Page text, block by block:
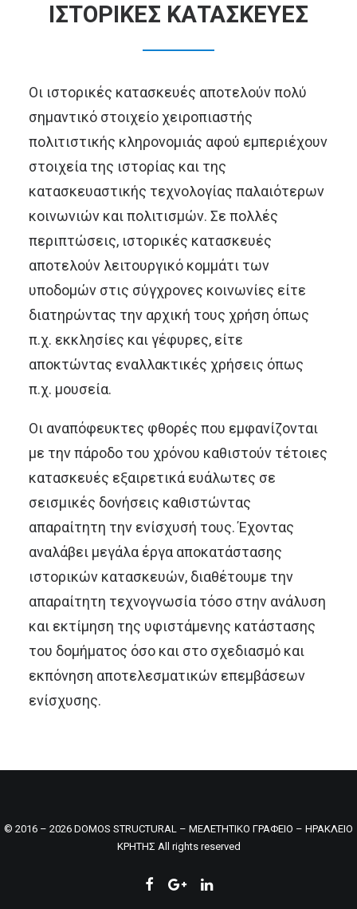
ΙΣΤΟΡΙΚΕΣ ΚΑΤΑΣΚΕΥΕΣ
Οι ιστορικές κατασκευές αποτελούν πολύ
σημαντικό στοιχείο χειροπιαστής
πολιτιστικής κληρονομιάς αφού εμπεριέχουν
στοιχεία της ιστορίας και της
κατασκευαστικής τεχνολογίας παλαιότερων
κοινωνιών και πολιτισμών. Σε πολλές
περιπτώσεις, ιστορικές κατασκευές
αποτελούν λειτουργικό κομμάτι των
υποδομών στις σύγχρονες κοινωνίες είτε
διατηρώντας την αρχική τους χρήση όπως
π.χ. εκκλησίες και γέφυρες, είτε
αποκτώντας εναλλακτικές χρήσεις όπως
π.χ. μουσεία.
Οι αναπόφευκτες φθορές που εμφανίζονται
με την πάροδο του χρόνου καθιστούν τέτοιες
κατασκευές εξαιρετικά ευάλωτες σε
σεισμικές δονήσεις καθιστώντας
απαραίτητη την ενίσχυσή τους. Έχοντας
αναλάβει μεγάλα έργα αποκατάστασης
ιστορικών κατασκευών, διαθέτουμε την
απαραίτητη τεχνογνωσία τόσο στην ανάλυση
και εκτίμηση της υφιστάμενης κατάστασης
του δομήματος όσο και στο σχεδιασμό και
εκπόνηση αποτελεσματικών επεμβάσεων
ενίσχυσης.
© 2016 – 2026 DOMOS STRUCTURAL – ΜΕΛΕΤΗΤΙΚΟ ΓΡΑΦΕΙΟ – ΗΡΑΚΛΕΙΟ
ΚΡΗΤΗΣ All rights reserved